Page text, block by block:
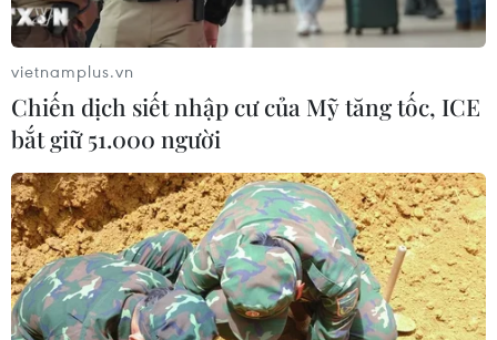
vietnamplus.vn
Chiến dịch siết nhập cư của Mỹ tăng tốc, ICE
bắt giữ 51.000 người